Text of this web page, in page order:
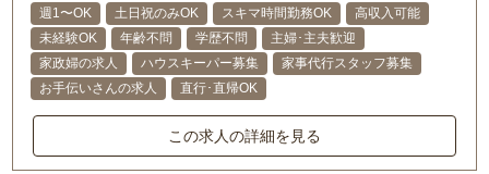
週1〜OK 土日祝のみOK スキマ時間勤務OK
高収入可能
未経験OK
年齢不問 学歴不問
主婦･主夫歓迎
家政婦の求人
ハウスキーパー募集
家事代行スタッフ募集
お手伝いさんの求人
直行･直帰OK
この求人の詳細を見る